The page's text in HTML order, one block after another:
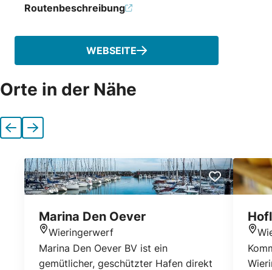
Routenbeschreibung
WEBSEITE
Orte in der Nähe
VorherigeNächste
Marina Den Oever
Standort
Wieringerwerf
Marina Den Oever BV ist ein
gemütlicher, geschützter Hafen direkt